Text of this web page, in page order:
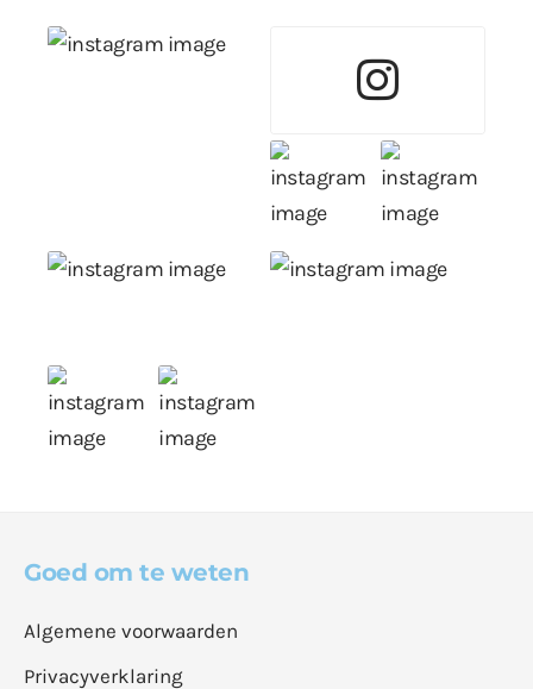
Goed om te weten
Algemene voorwaarden
Privacyverklaring